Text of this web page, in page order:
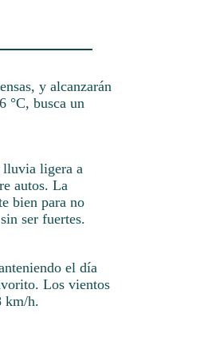
y alcanzarán
°C, busca un
lluvia ligera a
autos. La
bien para no
ser fuertes.
el día
Los vientos
km/h.